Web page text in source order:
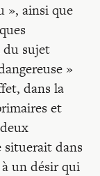
», ainsi que
sujet
»
dans la
et
situerait dans
un désir qui